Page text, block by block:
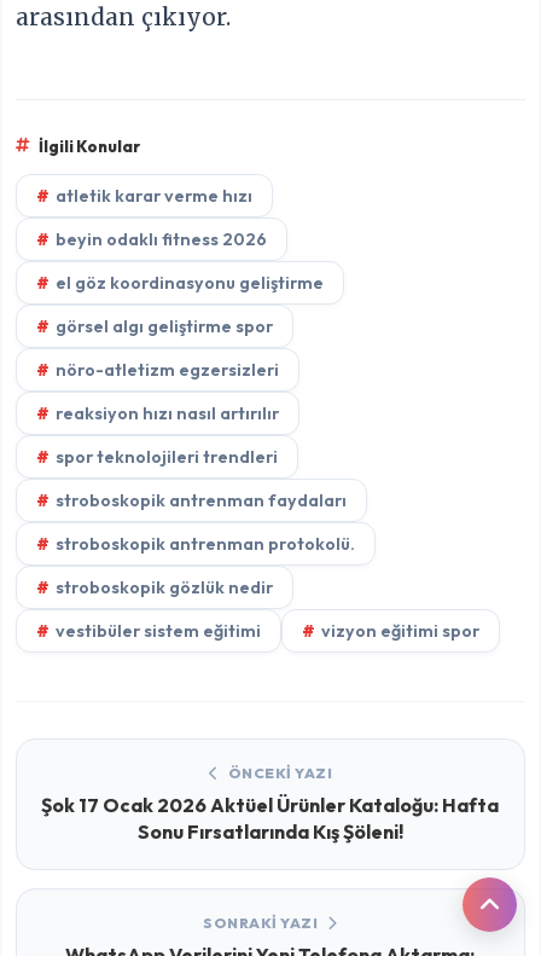
arasından çıkıyor.
İlgili Konular
atletik karar verme hızı
beyin odaklı fitness 2026
el göz koordinasyonu geliştirme
görsel algı geliştirme spor
nöro-atletizm egzersizleri
reaksiyon hızı nasıl artırılır
spor teknolojileri trendleri
stroboskopik antrenman faydaları
stroboskopik antrenman protokolü.
stroboskopik gözlük nedir
vestibüler sistem eğitimi
vizyon eğitimi spor
ÖNCEKI YAZI
Şok 17 Ocak 2026 Aktüel Ürünler Kataloğu: Hafta
Sonu Fırsatlarında Kış Şöleni!
SONRAKI YAZI